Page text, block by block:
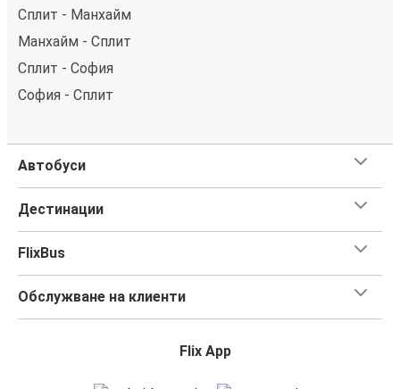
Сплит - Манхайм
Манхайм - Сплит
Сплит - София
София - Сплит
Автобуси
Дестинации
FlixBus
Обслужване на клиенти
Flix App